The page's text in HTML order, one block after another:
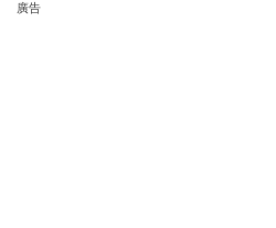
廣告